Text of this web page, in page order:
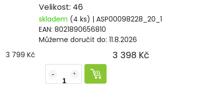
Velikost: 46
skladem (4 ks) | ASP00098228_20_1
EAN: 8021890656810
Můžeme doručit do: 11.8.2026
3 799 Kč
3 398 Kč